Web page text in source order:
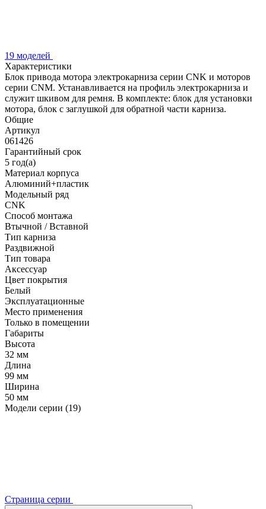
19 моделей
Характеристики
Блок привода мотора электрокарниза серии CNK и моторов
серии CNM. Устанавливается на профиль электрокарниза и
служит шкивом для ремня. В комплекте: блок для установки
мотора, блок с заглушкой для обратной части карниза.
Общие
Артикул
061426
Гарантийный срок
5 год(а)
Материал корпуса
Алюминий+пластик
Модельный ряд
CNK
Способ монтажа
Втычной / Вставной
Тип карниза
Раздвижной
Тип товара
Аксессуар
Цвет покрытия
Белый
Эксплуатационные
Место применения
Только в помещении
Габариты
Высота
32 мм
Длина
99 мм
Ширина
50 мм
Модели серии (19)
Страница серии